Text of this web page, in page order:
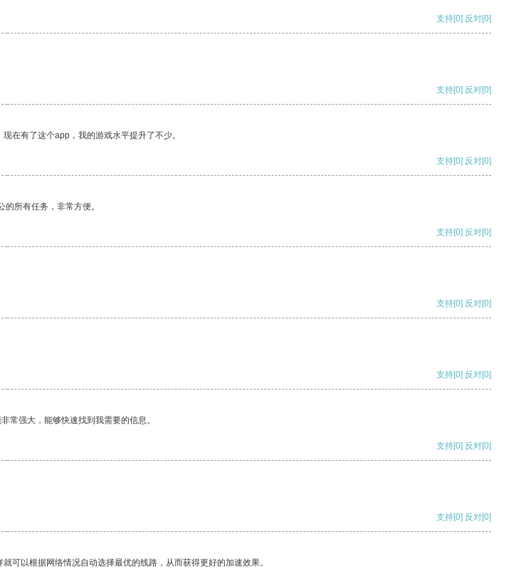
支持[0] 反对[0]
支持[0] 反对[0]
在有了这个app，我的游戏水平提升了不少。
支持[0] 反对[0]
所有任务，非常方便。
支持[0] 反对[0]
支持[0] 反对[0]
支持[0] 反对[0]
常强大，能够快速找到我需要的信息。
支持[0] 反对[0]
支持[0] 反对[0]
可以根据网络情况自动选择最优的线路，从而获得更好的加速效果。